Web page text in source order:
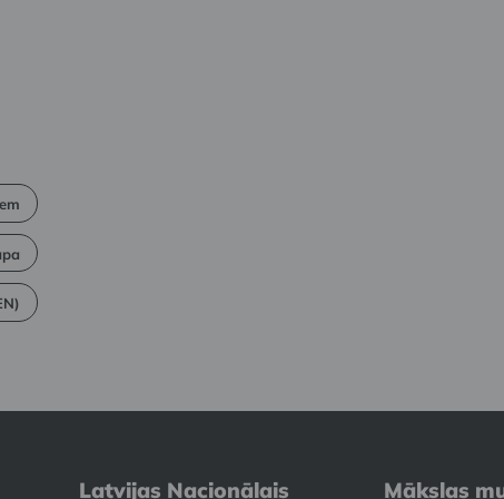
Latvijas Nacionālais Mākslas